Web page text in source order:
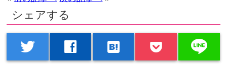
シェアする
twitter facebook hatenabookmark line